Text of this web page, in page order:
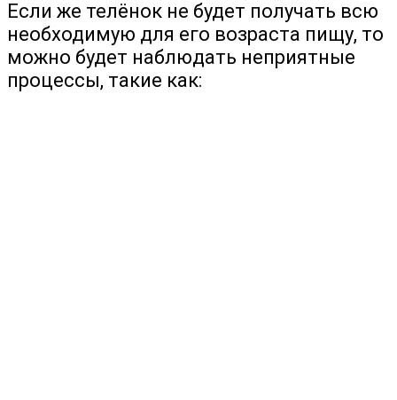
Если же телёнок не будет получать всю
необходимую для его возраста пищу, то
можно будет наблюдать неприятные
процессы, такие как: